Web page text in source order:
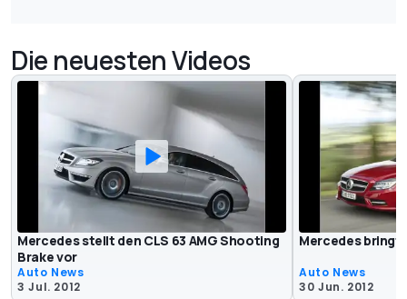
Die neuesten Videos
Mercedes stellt den CLS 63 AMG Shooting
Brake vor
Auto News
3 Jul. 2012
Mercedes bringt
Auto News
30 Jun. 2012